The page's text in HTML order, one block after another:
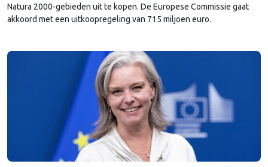
Natura 2000-gebieden uit te kopen. De Europese Commissie gaat
akkoord met een uitkoopregeling van 715 miljoen euro.